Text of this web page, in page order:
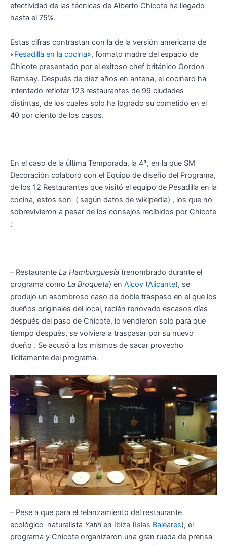
efectividad de las técnicas de Alberto Chicote ha llegado
hasta el 75%.
Estas cifras contrastan con la de la versión americana de
«Pesadilla en la cocina», formato madre del espacio de
Chicote presentado por el exitoso chef británico Gordon
Ramsay. Después de diez años en antena, el cocinero ha
intentado reflotar 123 restaurantes de 99 ciudades
distintas, de los cuales solo ha logrado su cometido en el
40 por ciento de los casos.
En el caso de la última Temporada, la 4ª, en la que SM
Decoración colaboró con el Equipo de diseño del Programa,
de los 12 Restaurantes que visitó el equipo de Pesadilla en la
cocina, estos son ( según datos de wikipedia) , los que no
sobrevivieron a pesar de los consejos recibidos por Chicote
:
– Restaurante La Hamburguesía (renombrado durante el
programa como La Broqueta) en Alcoy (Alicante), se
produjo un asombroso caso de doble traspaso en el que los
dueños originales del local, recién renovado escasos días
después del paso de Chicote, lo vendieron solo para que
tiempo después, se volviera a traspasar por su nuevo
dueño . Se acusó a los mismos de sacar provecho
ilícitamente del programa.
– Pese a que para el relanzamiento del restaurante
ecológico-naturalista Yatirien Ibiza (Islas Baleares), el
programa y Chicote organizaron una gran rueda de prensa